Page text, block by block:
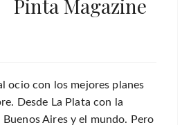
Pinta Magazine
ocio con los mejores planes
Desde La Plata con la
Aires y el mundo. Pero